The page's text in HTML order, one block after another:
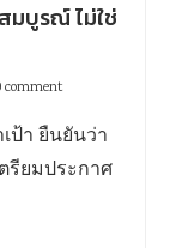
มบูรณ์ ไม่ใช่
comment
ป้า ยืนยันว่า
รียมประกาศ